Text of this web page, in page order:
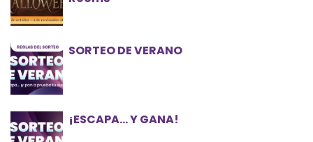
SORTEO DE VERANO
¡ESCAPA… Y GANA!